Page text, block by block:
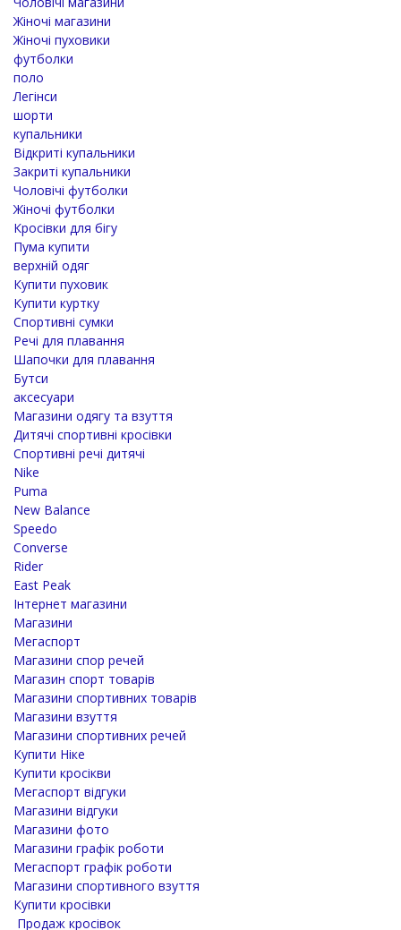
Жіночі магазини
Жіночі пуховики
футболки
поло
Легінси
шорти
купальники
Відкриті купальники
Закриті купальники
Чоловічі футболки
Жіночі футболки
Кросівки для бігу
Пума купити
верхній одяг
Купити пуховик
Купити куртку
Спортивні сумки
Речі для плавання
Шапочки для плавання
Бутси
аксесуари
Магазини одягу та взуття
Дитячі спортивні кросівки
Спортивні речі дитячі
Nike
Puma
New Balance
Speedo
Converse
Rider
East Peak
Інтернет магазини
Магазини
Мегаспорт
Магазини спор речей
Магазин спорт товарів
Магазини спортивних товарів
Магазини взуття
Магазини спортивних речей
Купити Ніке
Купити кросікви
Мегаспорт відгуки
Магазини відгуки
Магазини фото
Магазини графік роботи
Мегаспорт графік роботи
Магазини спортивного взуття
Купити кросівки
Продаж кросівок